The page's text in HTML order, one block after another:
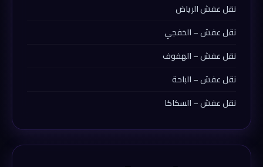
نقل عفش الرياض
نقل عفش – الخفجي
نقل عفش – الهفوف
نقل عفش – الباحة
نقل عفش – السكاكا